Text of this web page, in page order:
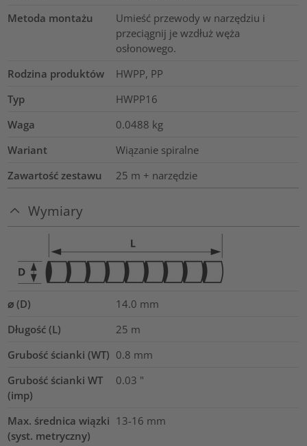
Metoda montażu
Umieść przewody w narzędziu i
przeciągnij je wzdłuż węża
osłonowego.
Rodzina produktów
HWPP, PP
Typ
HWPP16
Waga
0.0488 kg
Wariant
Wiązanie spiralne
Zawartość zestawu
25 m + narzędzie
Wymiary
⌀ (D) 14.0 mm
Długość (L)
25 m
Grubość ścianki (WT) 0.8 mm
Grubość ścianki WT
(imp)
0.03 "
Max. średnica wiązki
(syst. metryczny)
13-16 mm